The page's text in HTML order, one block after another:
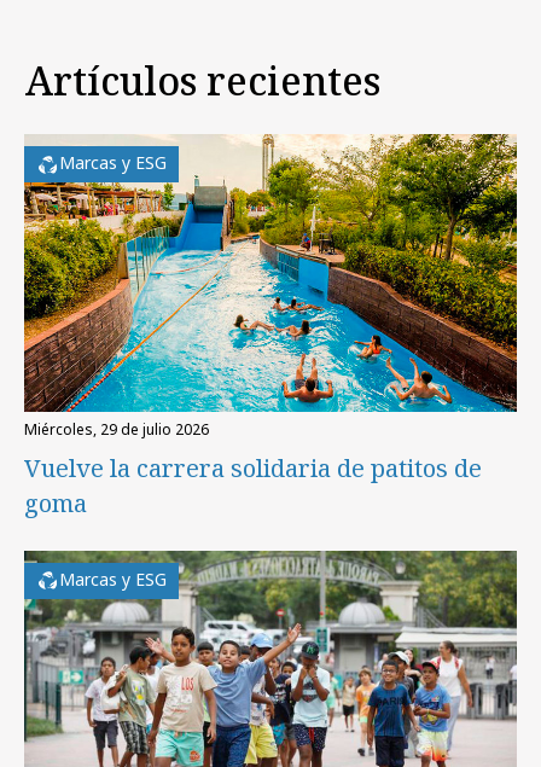
Artículos recientes
Marcas y ESG
miércoles, 29 de julio 2026
Vuelve la carrera solidaria de patitos de
goma
Marcas y ESG